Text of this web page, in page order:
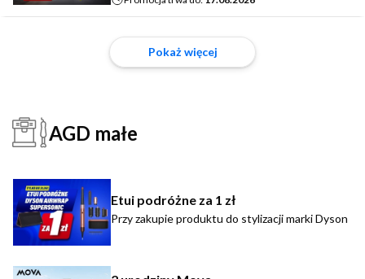
Pokaż więcej
AGD małe
Etui podróżne za 1 zł
Przy zakupie produktu do stylizacji marki Dyson